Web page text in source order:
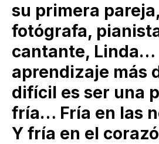
su primera
fotógrafa,
cantante, Linda…
aprendizaje más
difícil es ser una
fría… Fría en las
Y fría en el